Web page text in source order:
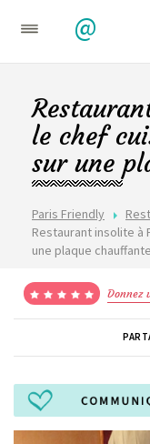
@
Paris Friendly
Restaurant insolite à
une plaque chauffante
le chef
sur une
Donnez